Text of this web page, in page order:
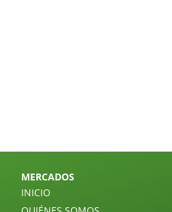
MERCADOS
INICIO